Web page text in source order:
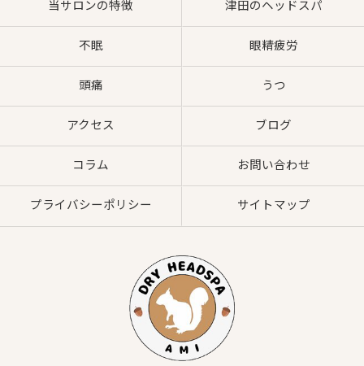
当サロンの特徴 津田のヘッドスパ
不眠 眼精疲労
頭痛 うつ
アクセス ブログ
コラム お問い合わせ
プライバシーポリシー サイトマップ